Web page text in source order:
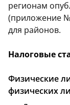
регионам
(приложение №
для районов.
Налоговые
Физические
физических